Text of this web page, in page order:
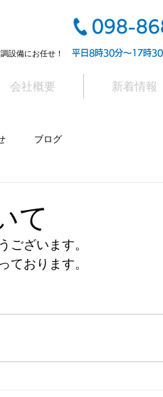
設備にお任せ！
098-
平日8時30分～17時
会社概要 新着情報
ブログ
て
ございます。
ております。